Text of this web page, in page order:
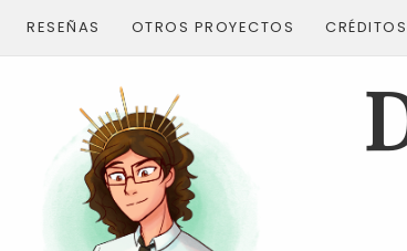
RESEÑAS OTROS PROYECTOS CRÉDITOS